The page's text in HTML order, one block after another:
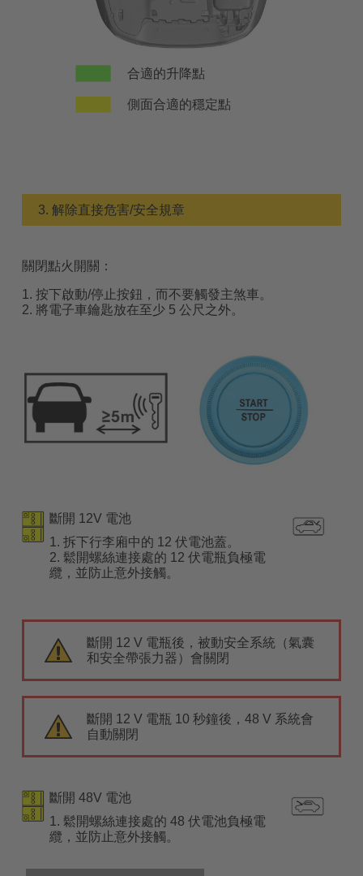
合適的升降點
側面合適的穩定點
3. 解除直接危害/安全規章
關閉點火開關：
1. 按下啟動/停止按鈕，而不要觸發主煞車。
2. 將電子車鑰匙放在至少 5 公尺之外。
斷開 12V 電池
1. 拆下行李廂中的 12 伏電池蓋。
2. 鬆開螺絲連接處的 12 伏電瓶負極電
纜，並防止意外接觸。
斷開 12 V 電瓶後，被動安全系統（氣囊
和安全帶張力器）會關閉
斷開 12 V 電瓶 10 秒鐘後，48 V 系統會
自動關閉
斷開 48V 電池
1. 鬆開螺絲連接處的 48 伏電池負極電
纜，並防止意外接觸。